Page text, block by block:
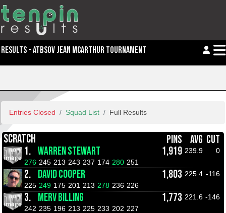
RESULTS - ATBSOV JEAN MCARTHUR TOURNAMENT
Entries Closed Squad List Full Results
SCRATCH PINS AVG CUT
1. WARREN STEWART 1,919 239.9
0
276 245 213 243 237 174 280 251
2. DAVID COOPER 1,803 225.4 -116
225 249 175 201 213 278 236 226
3. MERV BILLING 1,773 221.6 -146
242 235 196 213 225 233 202 227